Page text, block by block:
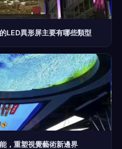
LED異形屏主要有哪些類型
，重塑視覺藝術新邊界